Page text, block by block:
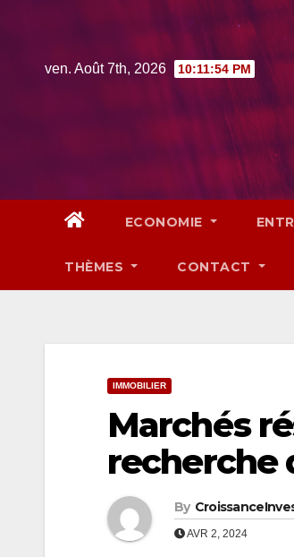
contentven. Août 7th, 2026 10:11:55 PM
ECONOMIE
THÈMES CONTACT
IMMOBILIER
Marchés
recherche
By
AVR 2, 2024